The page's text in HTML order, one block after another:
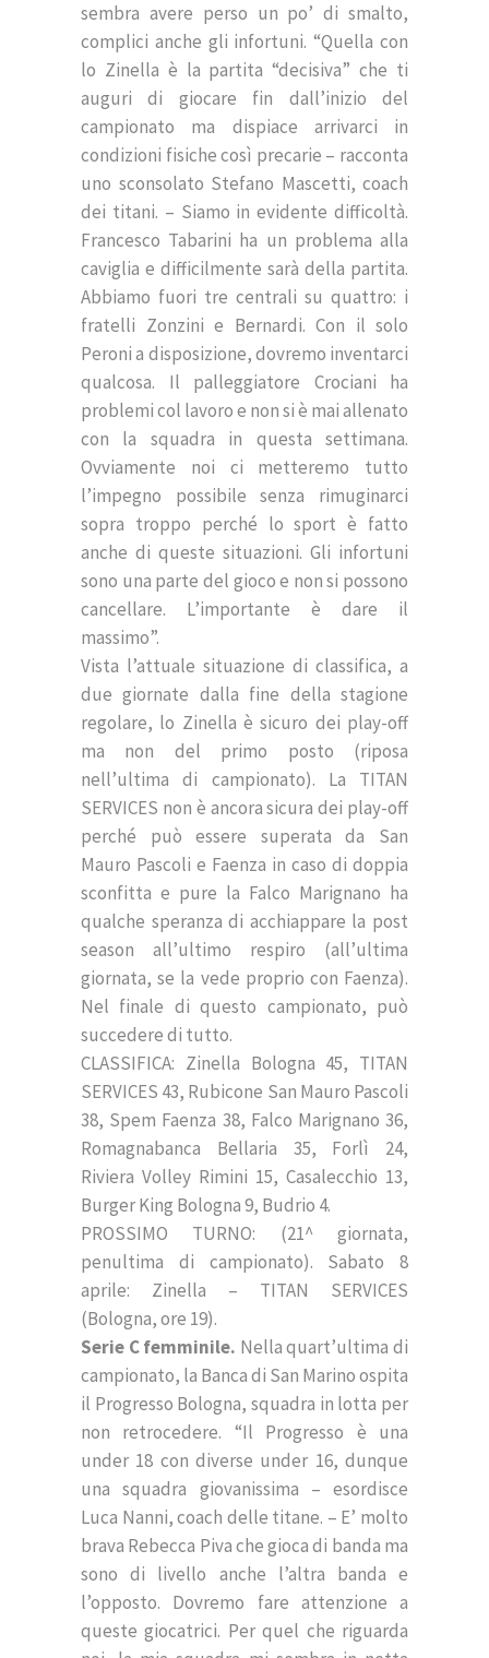
sembra avere perso un po’ di smalto,
complici anche gli infortuni. “Quella con
lo Zinella è la partita “decisiva” che ti
auguri di giocare fin dall’inizio del
campionato ma dispiace arrivarci in
condizioni fisiche così precarie – racconta
uno sconsolato Stefano Mascetti, coach
dei titani. – Siamo in evidente difficoltà.
Francesco Tabarini ha un problema alla
caviglia e difficilmente sarà della partita.
Abbiamo fuori tre centrali su quattro: i
fratelli Zonzini e Bernardi. Con il solo
Peroni a disposizione, dovremo inventarci
qualcosa. Il palleggiatore Crociani ha
problemi col lavoro e non si è mai allenato
con la squadra in questa settimana.
Ovviamente noi ci metteremo tutto
l’impegno possibile senza rimuginarci
sopra troppo perché lo sport è fatto
anche di queste situazioni. Gli infortuni
sono una parte del gioco e non si possono
cancellare. L’importante è dare il
massimo”.
Vista l’attuale situazione di classifica, a
due giornate dalla fine della stagione
regolare, lo Zinella è sicuro dei play-off
ma non del primo posto (riposa
nell’ultima di campionato). La TITAN
SERVICES non è ancora sicura dei play-off
perché può essere superata da San
Mauro Pascoli e Faenza in caso di doppia
sconfitta e pure la Falco Marignano ha
qualche speranza di acchiappare la post
season all’ultimo respiro (all’ultima
giornata, se la vede proprio con Faenza).
Nel finale di questo campionato, può
succedere di tutto.
CLASSIFICA: Zinella Bologna 45, TITAN
SERVICES 43, Rubicone San Mauro Pascoli
38, Spem Faenza 38, Falco Marignano 36,
Romagnabanca Bellaria 35, Forlì 24,
Riviera Volley Rimini 15, Casalecchio 13,
Burger King Bologna 9, Budrio 4.
PROSSIMO TURNO: (21^ giornata,
penultima di campionato). Sabato 8
aprile: Zinella – TITAN SERVICES
(Bologna, ore 19).
Serie C femminile. Nella quart’ultima di
campionato, la Banca di San Marino ospita
il Progresso Bologna, squadra in lotta per
non retrocedere. “Il Progresso è una
under 18 con diverse under 16, dunque
una squadra giovanissima – esordisce
Luca Nanni, coach delle titane. – E’ molto
brava Rebecca Piva che gioca di banda ma
sono di livello anche l’altra banda e
l’opposto. Dovremo fare attenzione a
queste giocatrici. Per quel che riguarda